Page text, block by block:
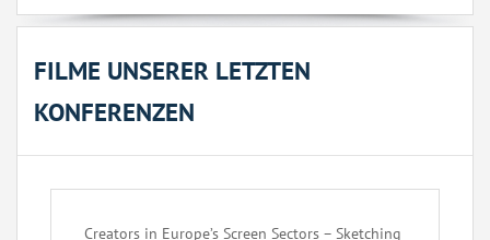
FILME UNSERER LETZTEN
KONFERENZEN
Creators in Europe’s Screen Sectors – Sketching